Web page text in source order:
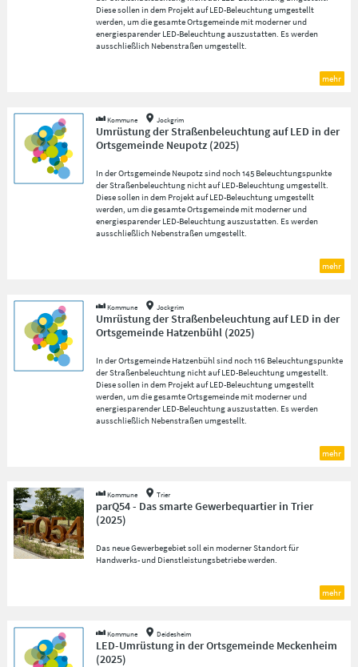
Diese sollen in dem Projekt auf LED-Beleuchtung umgestellt
werden, um die gesamte Ortsgemeinde mit moderner und
energiesparender LED-Beleuchtung auszustatten. Es werden
ausschließlich Nebenstraßen umgestellt.
mehr
Umrüstung der Straßenbeleuchtung auf LED in der
Ortsgemeinde Neupotz (2025)
Kommune Jockgrim
In der Ortsgemeinde Neupotz sind noch 145 Beleuchtungspunkte
der Straßenbeleuchtung nicht auf LED-Beleuchtung umgestellt.
Diese sollen in dem Projekt auf LED-Beleuchtung umgestellt
werden, um die gesamte Ortsgemeinde mit moderner und
energiesparender LED-Beleuchtung auszustatten. Es werden
ausschließlich Nebenstraßen umgestellt.
mehr
Umrüstung der Straßenbeleuchtung auf LED in der
Ortsgemeinde Hatzenbühl (2025)
Kommune Jockgrim
In der Ortsgemeinde Hatzenbühl sind noch 116 Beleuchtungspunkte
der Straßenbeleuchtung nicht auf LED-Beleuchtung umgestellt.
Diese sollen in dem Projekt auf LED-Beleuchtung umgestellt
werden, um die gesamte Ortsgemeinde mit moderner und
energiesparender LED-Beleuchtung auszustatten. Es werden
ausschließlich Nebenstraßen umgestellt.
mehr
parQ54 - Das smarte Gewerbequartier in Trier
(2025)
Kommune Trier
Das neue Gewerbegebiet soll ein moderner Standort für
Handwerks- und Dienstleistungsbetriebe werden.
mehr
LED-Umrüstung in der Ortsgemeinde Meckenheim
(2025)
Kommune Deidesheim